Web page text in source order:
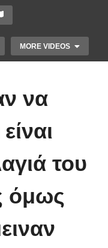
MORE VIDEOS
να
του
όμως